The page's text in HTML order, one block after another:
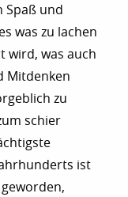
Spaß und
was zu lachen
wird, was auch
Mitdenken
zu
schier
ist